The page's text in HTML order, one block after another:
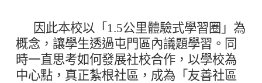
因此本校以「1.5公里體驗式學習圈」為
概念，讓學生透過屯門區內議題學習。同
時一直思考如何發展社校合作，以學校為
中心點，真正紮根社區，成為「友善社區